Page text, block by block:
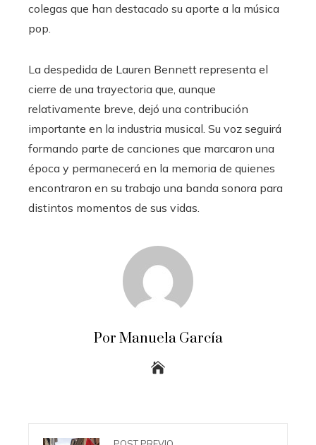
colegas que han destacado su aporte a la música
pop.
La despedida de Lauren Bennett representa el
cierre de una trayectoria que, aunque
relativamente breve, dejó una contribución
importante en la industria musical. Su voz seguirá
formando parte de canciones que marcaron una
época y permanecerá en la memoria de quienes
encontraron en su trabajo una banda sonora para
distintos momentos de sus vidas.
Por Manuela García